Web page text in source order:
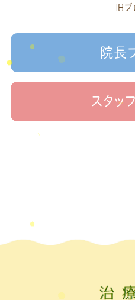
ケガの対処法
＃治療院せなか
差疲労＃自律神経
＃治療院
なかリペア＃ねこぜを整える＃足
かリペア＃低体温と免疫の関係性＃新
旧
院長
スタッ